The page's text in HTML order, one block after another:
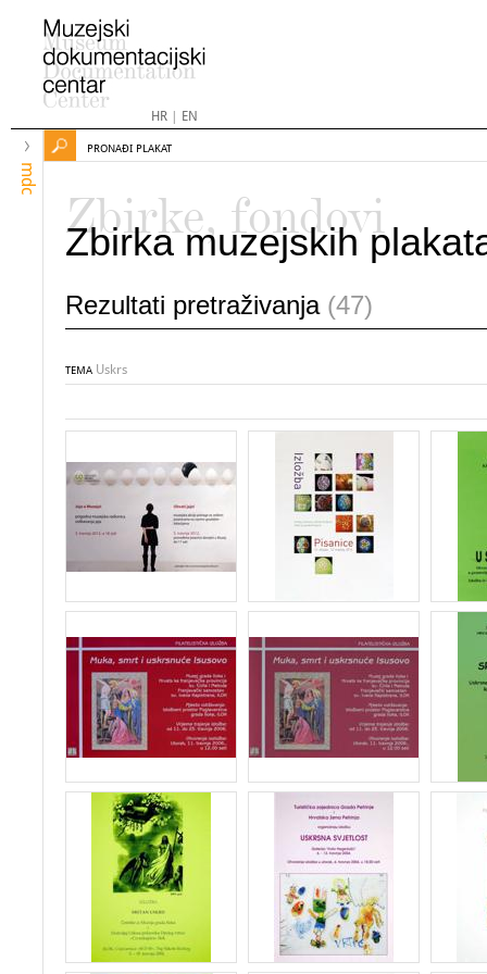
HR| EN
mdc
PRONAĐI PLAKAT
Zbirke, fondovi
Zbirka muzejskih
Rezultati pretraživanja (47)
TEMA Uskrs